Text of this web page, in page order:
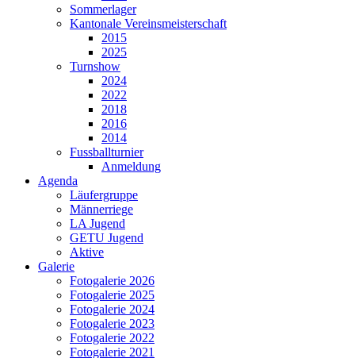
Sommerlager
Kantonale Vereinsmeisterschaft
2015
2025
Turnshow
2024
2022
2018
2016
2014
Fussballturnier
Anmeldung
Agenda
Läufergruppe
Männerriege
LA Jugend
GETU Jugend
Aktive
Galerie
Fotogalerie 2026
Fotogalerie 2025
Fotogalerie 2024
Fotogalerie 2023
Fotogalerie 2022
Fotogalerie 2021